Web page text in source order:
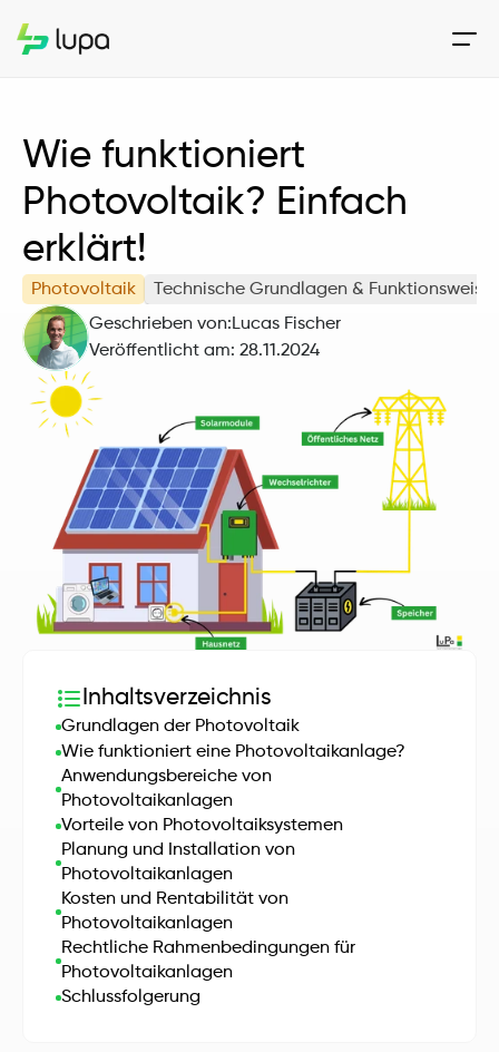
Wie funktioniert
Photovoltaik? Einfach
erklärt!
Geschrieben von:Lucas Fischer
Veröffentlicht am: 28.11.2024
Photovoltaik Technische Grundlagen & Funktionsweise
Inhaltsverzeichnis
Grundlagen der Photovoltaik
Wie funktioniert eine Photovoltaikanlage?
Anwendungsbereiche von
Photovoltaikanlagen
Vorteile von Photovoltaiksystemen
Planung und Installation von
Photovoltaikanlagen
Kosten und Rentabilität von
Photovoltaikanlagen
Rechtliche Rahmenbedingungen für
Photovoltaikanlagen
Schlussfolgerung